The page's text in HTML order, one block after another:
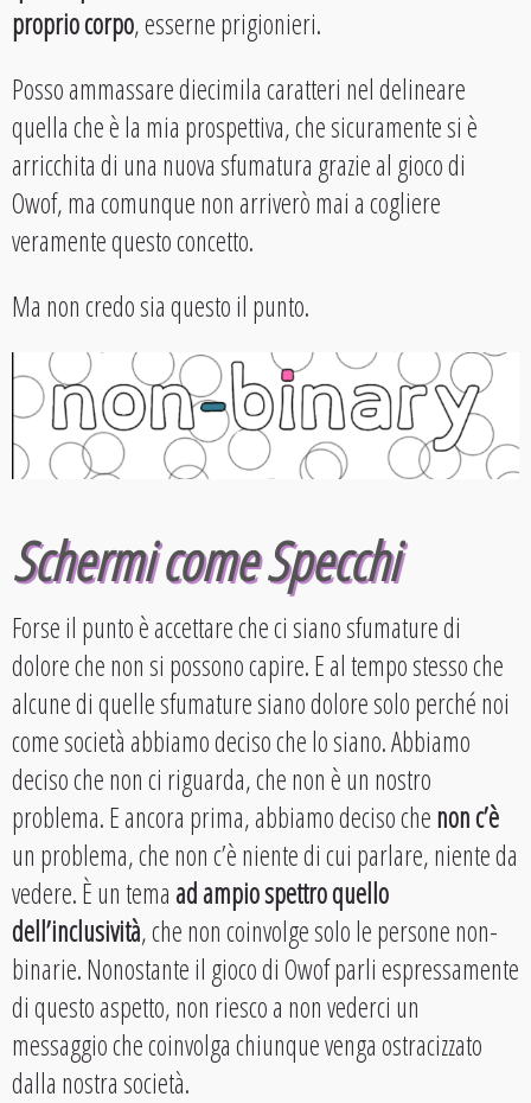
proprio corpo, esserne prigionieri.
Posso ammassare diecimila caratteri nel delineare
quella che è la mia prospettiva, che sicuramente si è
arricchita di una nuova sfumatura grazie al gioco di
Owof, ma comunque non arriverò mai a cogliere
veramente questo concetto.
Ma non credo sia questo il punto.
Schermi come Specchi
Forse il punto è accettare che ci siano sfumature di
dolore che non si possono capire. E al tempo stesso che
alcune di quelle sfumature siano dolore solo perché noi
come società abbiamo deciso che lo siano. Abbiamo
deciso che non ci riguarda, che non è un nostro
problema. E ancora prima, abbiamo deciso chenon c’è
un problema, che non c’è niente di cui parlare, niente da
vedere. È un temaad ampio spettro quello
dell’inclusività, che non coinvolge solo le persone non-
binarie. Nonostante il gioco di Owof parli espressamente
di questo aspetto, non riesco a non vederci un
messaggio che coinvolga chiunque venga ostracizzato
dalla nostra società.